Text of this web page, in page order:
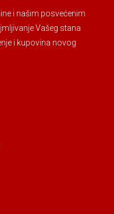
i našim posvećenim
Vašeg stana
i kupovina novog